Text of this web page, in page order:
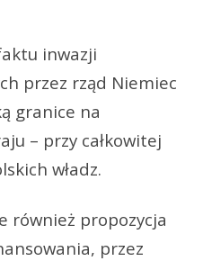
inwazji
przez rząd Niemiec
granice na
– przy całkowitej
władz.
również propozycja
przez